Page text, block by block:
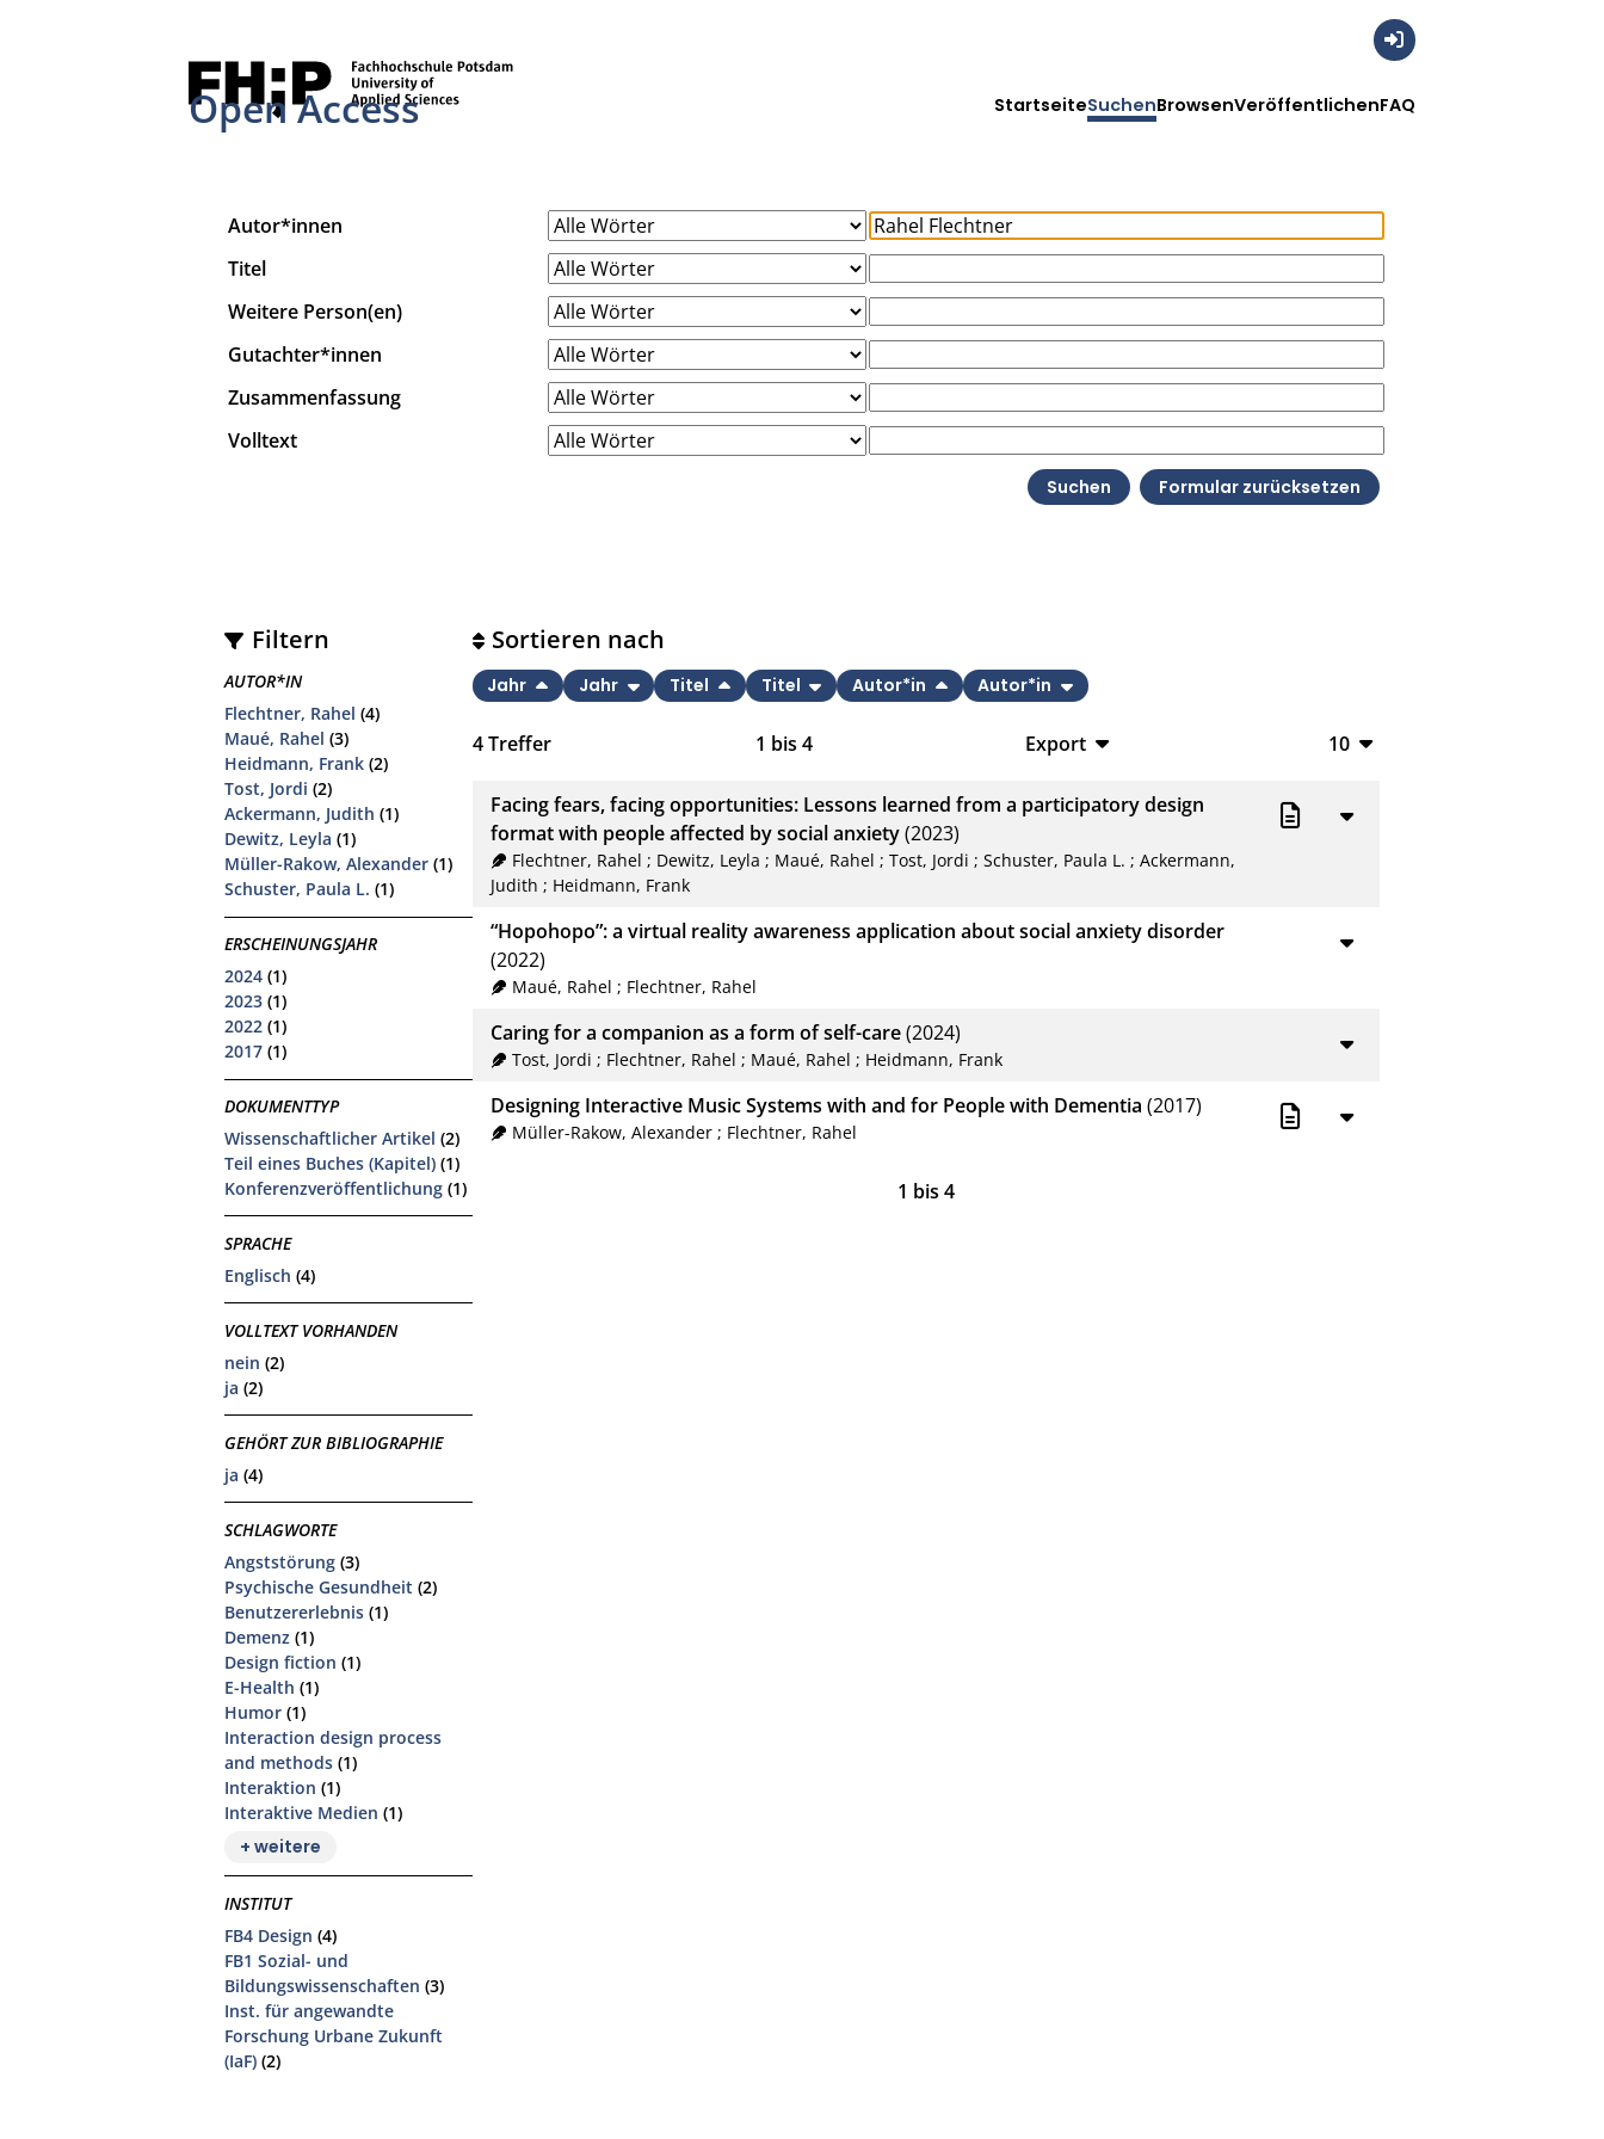
Open Access StartseiteSuchenBrowsenVeröffentlichenFAQ
Autor*innen
Titel
Weitere Person(en)
Gutachter*innen
Zusammenfassung
Volltext
Filtern
AUTOR*IN
Flechtner, Rahel (4)
Maué, Rahel (3)
Heidmann, Frank (2)
Tost, Jordi (2)
Ackermann, Judith (1)
Dewitz, Leyla (1)
Müller-Rakow, Alexander (1)
Schuster, Paula L. (1)
ERSCHEINUNGSJAHR
2024 (1)
2023 (1)
2022 (1)
2017 (1)
DOKUMENTTYP
Wissenschaftlicher Artikel (2)
Teil eines Buches (Kapitel) (1)
Konferenzveröffentlichung (1)
SPRACHE
Englisch (4)
VOLLTEXT VORHANDEN
nein (2)
ja (2)
GEHÖRT ZUR BIBLIOGRAPHIE
ja (4)
SCHLAGWORTE
Angststörung (3)
Psychische Gesundheit (2)
Benutzererlebnis (1)
Demenz (1)
Design fiction (1)
E-Health (1)
Humor (1)
Interaction design process
and methods (1)
Interaktion (1)
Interaktive Medien (1)
+ weitere
INSTITUT
FB4 Design (4)
FB1 Sozial- und
Bildungswissenschaften (3)
Inst. für angewandte
Forschung Urbane Zukunft
(IaF) (2)
4Treffer 1 bis4
Export
XML
10
20
Sortieren nach
Jahr Jahr Titel Titel Autor*in Autor*in
Facing fears, facing opportunities: Lessons learned from a participatory design
format with people affected by social anxiety(2023)
Flechtner, Rahel ; Dewitz, Leyla ; Maué, Rahel ;Tost, Jordi ;Schuster, Paula L. ;Ackermann,
Judith ; Heidmann, Frank
“Hopohopo”: a virtual reality awareness application about social anxiety disorder
(2022)
Maué, Rahel ; Flechtner, Rahel
Caring for a companion as a form of self-care(2024)
Tost, Jordi ; Flechtner, Rahel ; Maué, Rahel ; Heidmann, Frank
Designing Interactive Music Systems with and for People with Dementia (2017)
Müller-Rakow, Alexander ; Flechtner, Rahel
1 bis 4